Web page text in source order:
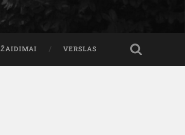
ŽAIDIMAI VERSLAS